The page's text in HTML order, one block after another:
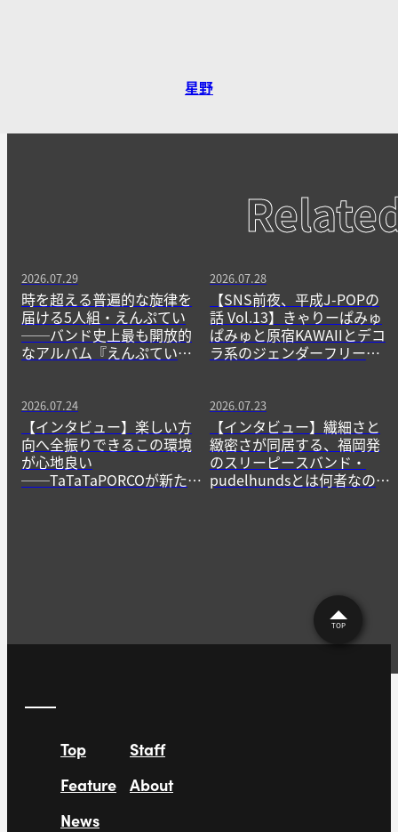
星野
2026.07.29
時を超える普遍的な旋律を
届ける5人組・えんぷてい
──バンド史上最も開放的
なアルバム『えんぷてい』
2026.07.28
【SNS前夜、平成J-POPの
話 Vol.13】きゃりーぱみゅ
ぱみゅと原宿KAWAIIとデコ
ラ系のジェンダーフリーな
2026.07.24
【インタビュー】楽しい方
向へ全振りできるこの環境
が心地良い
──TaTaTaPORCOが新たに
2026.07.23
【インタビュー】繊細さと
緻密さが同居する、福岡発
のスリーピースバンド・
pudelhundsとは何者なの
TOP
Top
Feature
News
Staff
About